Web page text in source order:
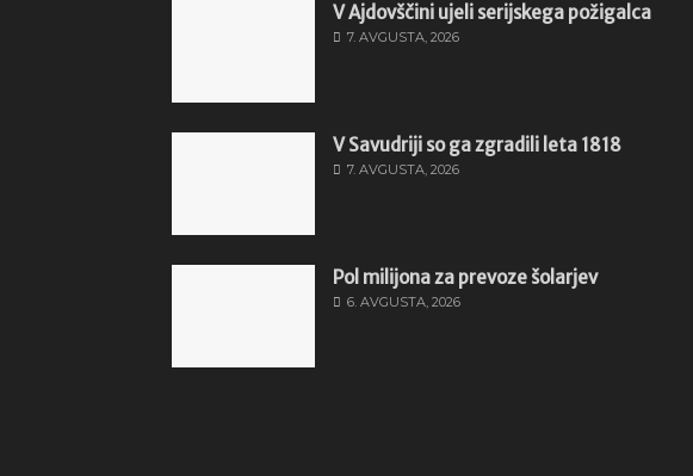
V Ajdovščini ujeli serijskega požigalca
7. AVGUSTA, 2026
V Savudriji so ga zgradili leta 1818
7. AVGUSTA, 2026
Pol milijona za prevoze šolarjev
6. AVGUSTA, 2026